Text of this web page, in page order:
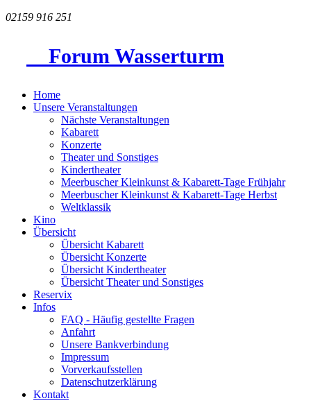
02159 916 251
Forum Wasserturm
Home
Unsere Veranstaltungen
Nächste Veranstaltungen
Kabarett
Konzerte
Theater und Sonstiges
Kindertheater
Meerbuscher Kleinkunst & Kabarett-Tage Frühjahr
Meerbuscher Kleinkunst & Kabarett-Tage Herbst
Weltklassik
Kino
Übersicht
Übersicht Kabarett
Übersicht Konzerte
Übersicht Kindertheater
Übersicht Theater und Sonstiges
Reservix
Infos
FAQ - Häufig gestellte Fragen
Anfahrt
Unsere Bankverbindung
Impressum
Vorverkaufsstellen
Datenschutzerklärung
Kontakt